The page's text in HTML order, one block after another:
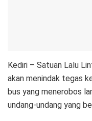
Kediri – Satuan Lalu
akan menindak tegas
bus yang menerobos
undang-undang yang